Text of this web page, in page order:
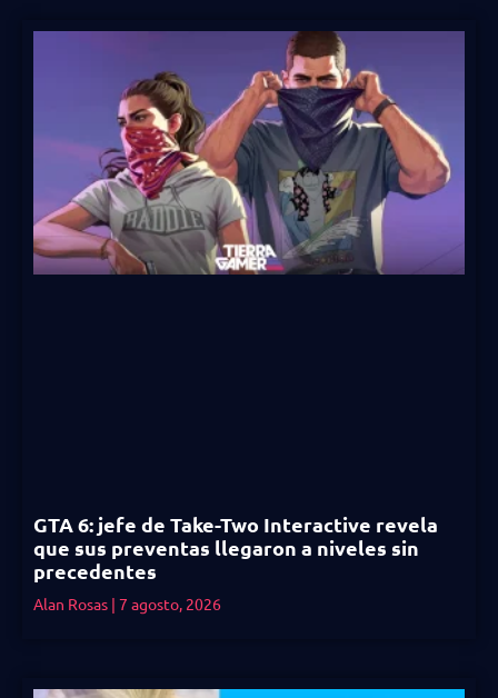
GTA 6: jefe de Take-Two Interactive revela
que sus preventas llegaron a niveles sin
precedentes
Alan Rosas 7 agosto, 2026